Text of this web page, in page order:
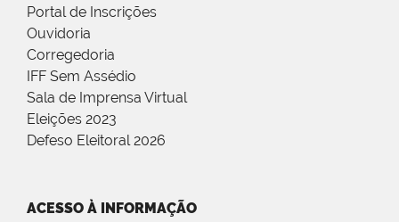
Portal de Inscrições
Ouvidoria
Corregedoria
IFF Sem Assédio
Sala de Imprensa Virtual
Eleições 2023
Defeso Eleitoral 2026
ACESSO À INFORMAÇÃO